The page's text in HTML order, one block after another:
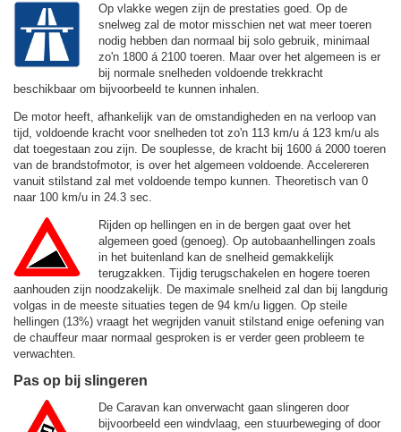
Op vlakke wegen zijn de prestaties goed. Op de
snelweg zal de motor misschien net wat meer toeren
nodig hebben dan normaal bij solo gebruik, minimaal
zo'n 1800 á 2100 toeren. Maar over het algemeen is er
bij normale snelheden voldoende trekkracht
beschikbaar om bijvoorbeeld te kunnen inhalen.
De motor heeft, afhankelijk van de omstandigheden en na verloop van
tijd, voldoende kracht voor snelheden tot zo'n 113 km/u á 123 km/u als
dat toegestaan zou zijn. De souplesse, de kracht bij 1600 á 2000 toeren
van de brandstofmotor, is over het algemeen voldoende. Accelereren
vanuit stilstand zal met voldoende tempo kunnen. Theoretisch van 0
naar 100 km/u in 24.3 sec.
Rijden op hellingen en in de bergen gaat over het
algemeen goed (genoeg). Op autobaanhellingen zoals
in het buitenland kan de snelheid gemakkelijk
terugzakken. Tijdig terugschakelen en hogere toeren
aanhouden zijn noodzakelijk. De maximale snelheid zal dan bij langdurig
volgas in de meeste situaties tegen de 94 km/u liggen. Op steile
hellingen (13%) vraagt het wegrijden vanuit stilstand enige oefening van
de chauffeur maar normaal gesproken is er verder geen probleem te
verwachten.
Pas op bij slingeren
De Caravan kan onverwacht gaan slingeren door
bijvoorbeeld een windvlaag, een stuurbeweging of door